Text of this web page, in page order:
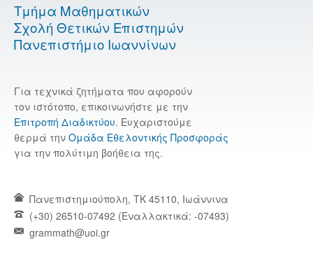
Τμήμα Μαθηματικών
Σχολή Θετικών Επιστημών
Πανεπιστήμιο Ιωαννίνων
Για τεχνικά ζητήματα που αφορούν
τον ιστότοπο, επικοινωνήστε με την
Επιτροπή Διαδικτύου. Ευχαριστούμε
θερμά την Ομάδα Εθελοντικής Προσφοράς
για την πολύτιμη βοήθεια της.
Πανεπιστημιούπολη, TK 45110, Ιωάννινα
(+30) 26510-07492 (Εναλλακτικά: -07493)
grammath@uoi.gr